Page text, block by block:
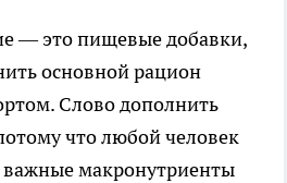
— это пищевые добавки,
основной рацион
Слово дополнить
что любой человек
важные макронутриенты